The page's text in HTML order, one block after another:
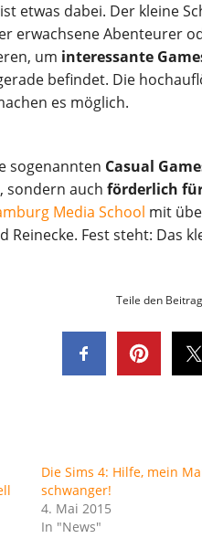
etwas dabei. Der kleine
erwachsene Abenteurer
um interessante
befindet. Die
es möglich.
sogenannten Casual
sondern auch förderlich
Media School mit
Reinecke. Fest steht: Das
Teile den
Die Sims 4: Hilfe, mein
schwanger!
4. Mai 2015
In "News"